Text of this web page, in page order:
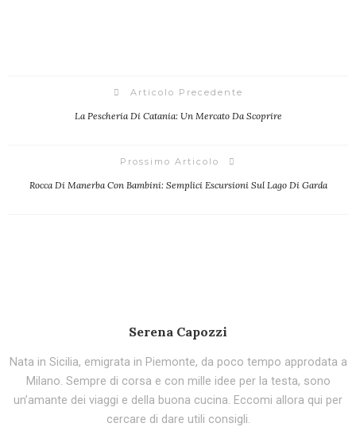
Articolo Precedente
La Pescheria Di Catania: Un Mercato Da Scoprire
Prossimo Articolo
Rocca Di Manerba Con Bambini: Semplici Escursioni Sul Lago Di Garda
Serena Capozzi
Nata in Sicilia, emigrata in Piemonte, da poco tempo approdata a
Milano. Sempre di corsa e con mille idee per la testa, sono
un’amante dei viaggi e della buona cucina. Eccomi allora qui per
cercare di dare utili consigli.